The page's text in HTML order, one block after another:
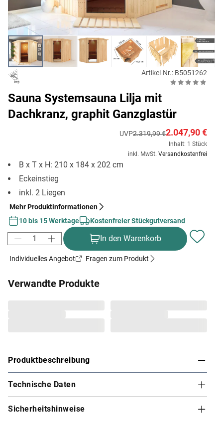
Artikel-Nr.: B5051262
Sauna Systemsauna Lilja mit
Dachkranz, graphit Ganzglastür
UVP2.319,99 €2.047,90 €
Inhalt: 1 Stück
inkl. MwSt. Versandkostenfrei
B x T x H: 210 x 184 x 202 cm
Eckeinstieg
inkl. 2 Liegen
Mehr Produktinformationen
10 bis 15 Werktage
Kostenfreier Stückgutversand
In den Warenkorb
Individuelles Angebot Fragen zum Produkt
Verwandte Produkte
Produktbeschreibung
Karibu Innensauna Lilja in Systembauweise für 1-
2 Personen
Dieses Saunamodell – eine System- bzw. Elementsauna
Technische Daten
Sicherheitshinweise